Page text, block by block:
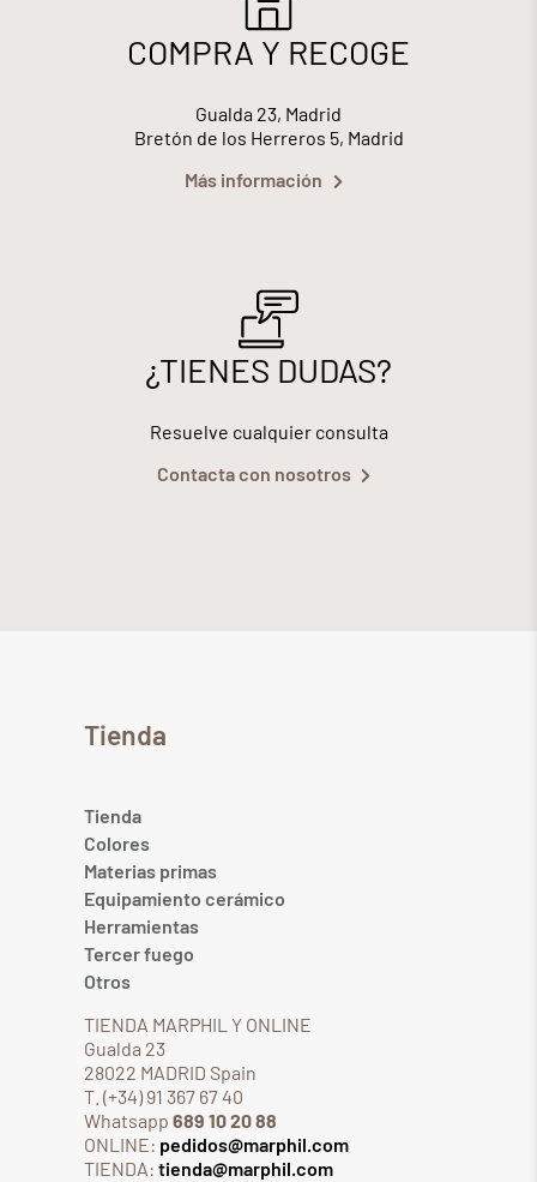
COMPRA Y RECOGE
Gualda 23, Madrid
Bretón de los Herreros 5, Madrid
Más información
¿TIENES DUDAS?
Resuelve cualquier consulta
Contacta con nosotros
Tienda
Tienda
Colores
Materias primas
Equipamiento cerámico
Herramientas
Tercer fuego
Otros
TIENDA MARPHIL Y ONLINE
Gualda 23
28022 MADRID Spain
T. (+34) 91 367 67 40
Whatsapp 689 10 20 88
ONLINE: pedidos@marphil.com
TIENDA: tienda@marphil.com